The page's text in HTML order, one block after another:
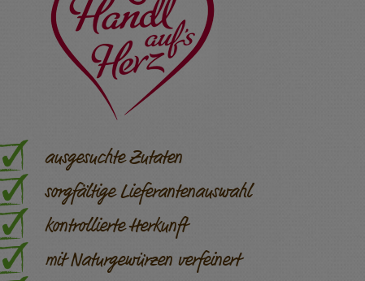
ausgesuchte Zutaten
sorgfältige Lieferantenauswahl
kontrollierte Herkunft
mit Naturgewürzen verfeinert